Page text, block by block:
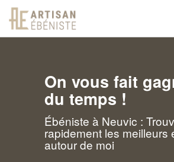
On vous fait
du temps !
Ébéniste à Neuvic :
rapidement les meilleurs
autour de moi